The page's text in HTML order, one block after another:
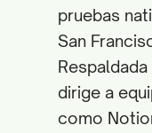
pruebas
San
dirige a
como